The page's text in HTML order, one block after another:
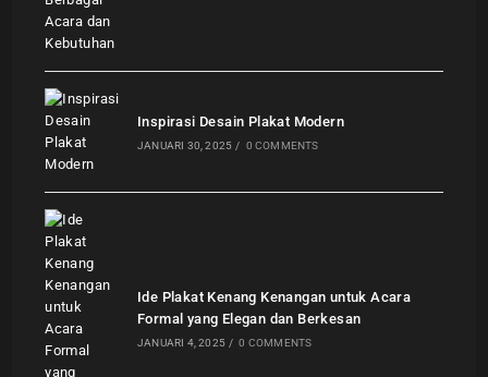
Inspirasi Desain Plakat Modern
JANUARI 30, 2025 / 0 COMMENTS
Ide Plakat Kenang Kenangan untuk Acara
Formal yang Elegan dan Berkesan
JANUARI 4, 2025 / 0 COMMENTS